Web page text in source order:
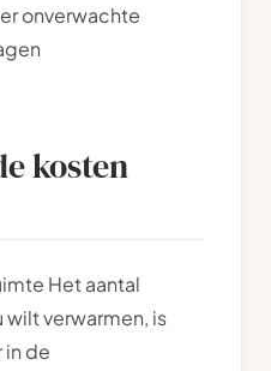
onverwachte
kosten
Het aantal
verwarmen, is
de